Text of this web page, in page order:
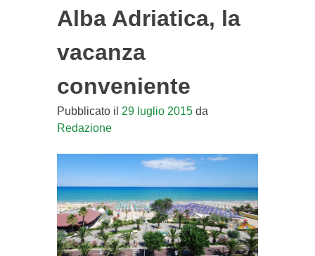
Alba Adriatica, la
vacanza
conveniente
Pubblicato il 29 luglio 2015da
Redazione